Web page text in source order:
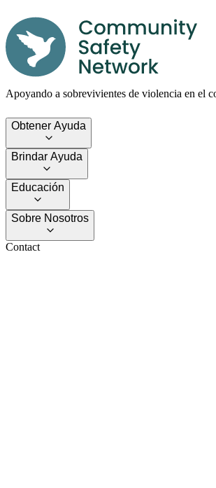
Apoyando a sobrevivientes de violencia en el
Obtener Ayuda
Brindar Ayuda
Educación
Sobre Nosotros
Contact